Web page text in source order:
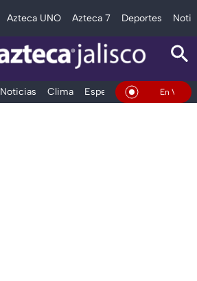
Azteca UNO Azteca 7 Deportes
Noticias Clima Espectáculos Deportes
En Vivo